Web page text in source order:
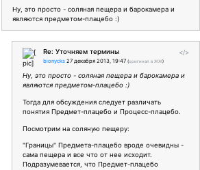
Ну, это просто - соляная пещера и барокамера и
являются предметом-плацебо :)
</>
Re: Уточняем термины
bionycks 27 декабря 2013, 19:47 (оригинал в ЖЖ)
Ну, это просто - соляная пещера и барокамера и
являются предметом-плацебо :)
Тогда для обсуждения следует различать
понятия Предмет-плацебо и Процесс-плацебо.
Посмотрим на соляную пещеру:
"Границы" Предмета-плацебо вроде очевидны -
сама пещера и все что от нее исходит.
Подразумевается, что Предмет-плацебо